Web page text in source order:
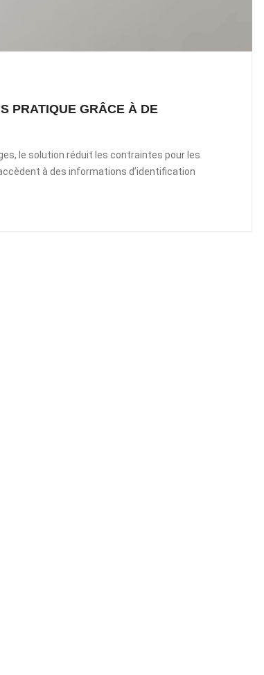
PRATIQUE GRÂCE À DE
le solution réduit les contraintes pour les
à des informations d’identification